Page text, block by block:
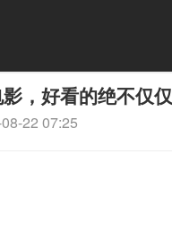
影，好看的绝不仅
22 07:25